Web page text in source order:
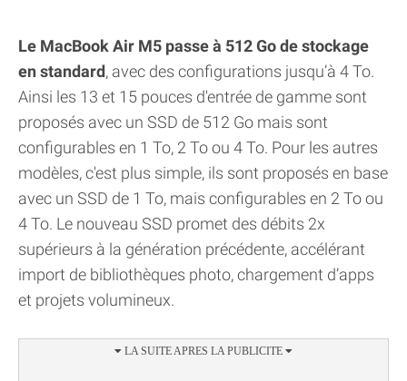
Le MacBook Air M5 passe à 512 Go de stockage
en standard, avec des configurations jusqu’à 4 To.
Ainsi les 13 et 15 pouces d'entrée de gamme sont
proposés avec un SSD de 512 Go mais sont
configurables en 1 To, 2 To ou 4 To. Pour les autres
modèles, c'est plus simple, ils sont proposés en base
avec un SSD de 1 To, mais configurables en 2 To ou
4 To. Le nouveau SSD promet des débits 2x
supérieurs à la génération précédente, accélérant
import de bibliothèques photo, chargement d’apps
et projets volumineux.